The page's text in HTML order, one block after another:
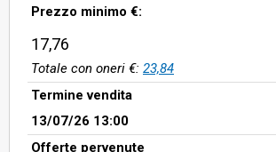
Prezzo minimo €:
17,76
Totale con oneri €: 23,84
Termine vendita
13/07/26 13:00
Offerte pervenute